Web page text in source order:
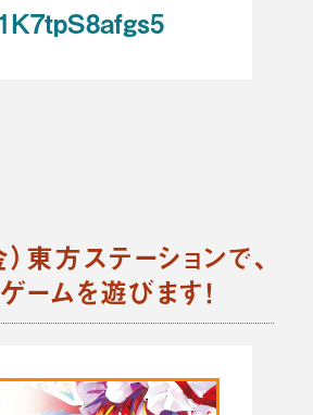
東方ステーションで、
ームを遊びます！